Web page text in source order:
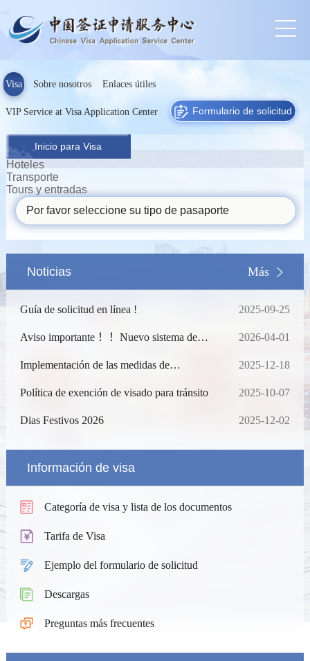
Visa Sobre nosotros Enlaces útiles
VIP Service at Visa Application Center Formulario de solicitud
Inicio para Visa
Hoteles
Transporte
Tours y entradas
Por favor seleccione su tipo de pasaporte
Noticias Más
Guía de solicitud en línea ! 2025-09-25
Aviso importante ！！Nuevo sistema de
2026-04-01
Implementación de las medidas de
exención de la toma de huellas dactilares y la
2025-12-18
Política de exención de visado para tránsito 2025-10-07
Dias Festivos 2026 2025-12-02
Información de visa
Categoría de visa y lista de los documentos
Tarifa de Visa
Ejemplo del formulario de solicitud
Descargas
Preguntas más frecuentes